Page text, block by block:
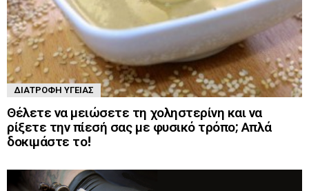
ΔΙΑΤΡΟΦΉ ΥΓΕΊΑΣ
Θέλετε να μειώσετε τη χοληστερίνη και να
ρίξετε την πίεσή σας με φυσικό τρόπο; Απλά
δοκιμάστε το!